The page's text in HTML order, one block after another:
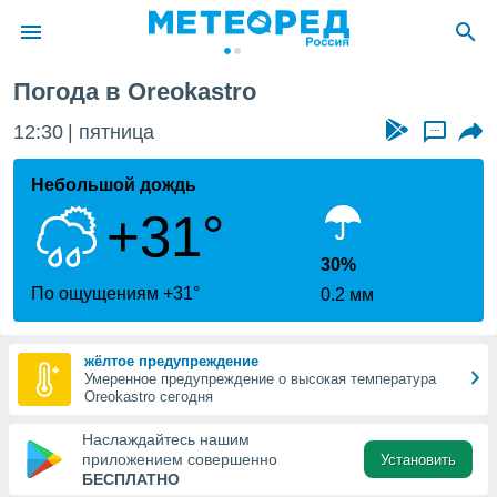
о
Вы можете
к этому
доступ
Погода в Oreokastro
12:30 пятница ...
Небольшой дождь
+31°
По ощущениям +31°
30%
0.2 мм
жёлтое предупреждение
Умеренное предупреждение о высокая температура
Oreokastro сегодня
Наслаждайтесь нашим
приложением совершенно
БЕСПЛАТНО
Установить